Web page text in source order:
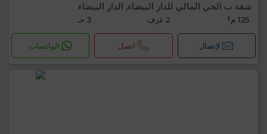
شقة ب الحي المالي للدار البيضاء, الدار البيضاء
125 م² 2 غرف 3 حـ
لإتصال اتصل الواتساب